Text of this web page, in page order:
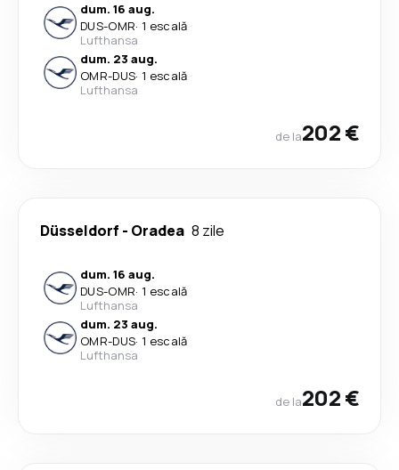
dum. 16 aug.
DUS-OMR· 1 escală
Lufthansa
dum. 23 aug.
OMR-DUS· 1 escală
Lufthansa
de la202 €
Düsseldorf - Oradea 8 zile
dum. 16 aug.
DUS-OMR· 1 escală
Lufthansa
dum. 23 aug.
OMR-DUS· 1 escală
Lufthansa
de la202 €